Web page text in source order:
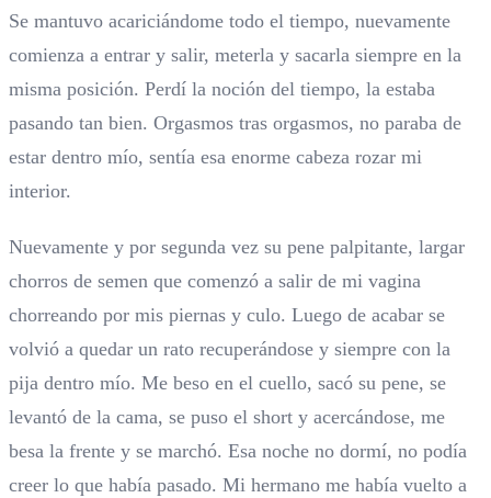
Se mantuvo acariciándome todo el tiempo, nuevamente
comienza a entrar y salir, meterla y sacarla siempre en la
misma posición. Perdí la noción del tiempo, la estaba
pasando tan bien. Orgasmos tras orgasmos, no paraba de
estar dentro mío, sentía esa enorme cabeza rozar mi
interior.
Nuevamente y por segunda vez su pene palpitante, largar
chorros de semen que comenzó a salir de mi vagina
chorreando por mis piernas y culo. Luego de acabar se
volvió a quedar un rato recuperándose y siempre con la
pija dentro mío. Me beso en el cuello, sacó su pene, se
levantó de la cama, se puso el short y acercándose, me
besa la frente y se marchó. Esa noche no dormí, no podía
creer lo que había pasado. Mi hermano me había vuelto a